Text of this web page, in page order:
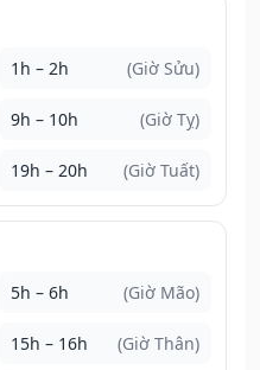
1h – 2h (Giờ Sửu)
9h – 10h (Giờ Tỵ)
19h – 20h (Giờ Tuất)
5h – 6h (Giờ Mão)
15h – 16h (Giờ Thân)